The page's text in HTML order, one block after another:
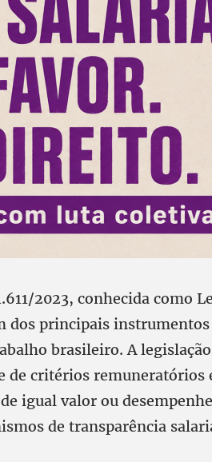
2023, conhecida como
dos principais instrumentos
brasileiro. A legislação
de critérios remuneratórios
igual valor ou
de transparência